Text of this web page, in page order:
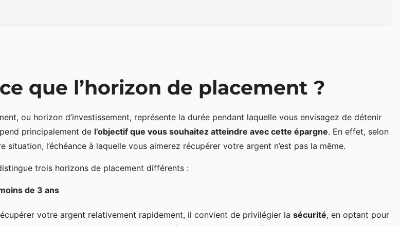
que l’horizon de placement ?
ou horizon d’investissement, représente la durée pendant laquelle vous envisagez de détenir
principalement de l’objectif que vous souhaitez atteindre avec cette épargne. En effet, selon
l’échéance à laquelle vous aimerez récupérer votre argent n’est pas la même.
trois horizons de placement différents :
de 3 ans
votre argent relativement rapidement, il convient de privilégier lasécurité, en optant pour